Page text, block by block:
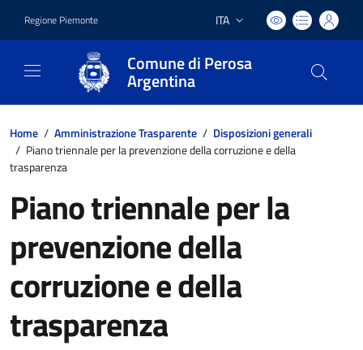
Regione Piemonte Lingua attiva:
ITA
Comune di Perosa
Argentina
Home / Amministrazione Trasparente / Disposizioni generali
/ Piano triennale per la prevenzione della corruzione e della
trasparenza
Piano triennale per la
prevenzione della
corruzione e della
trasparenza